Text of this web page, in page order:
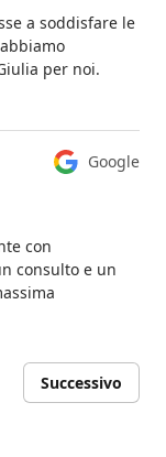
a soddisfare le
per noi.
Google
con
consulto e un
Successivo